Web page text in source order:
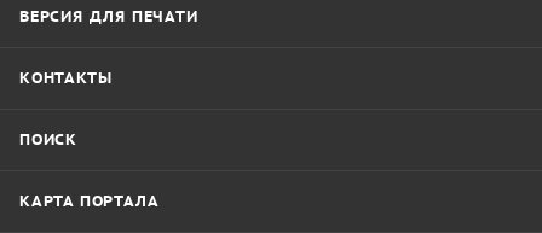
ВЕРСИЯ ДЛЯ ПЕЧАТИ
КОНТАКТЫ
ПОИСК
КАРТА ПОРТАЛА